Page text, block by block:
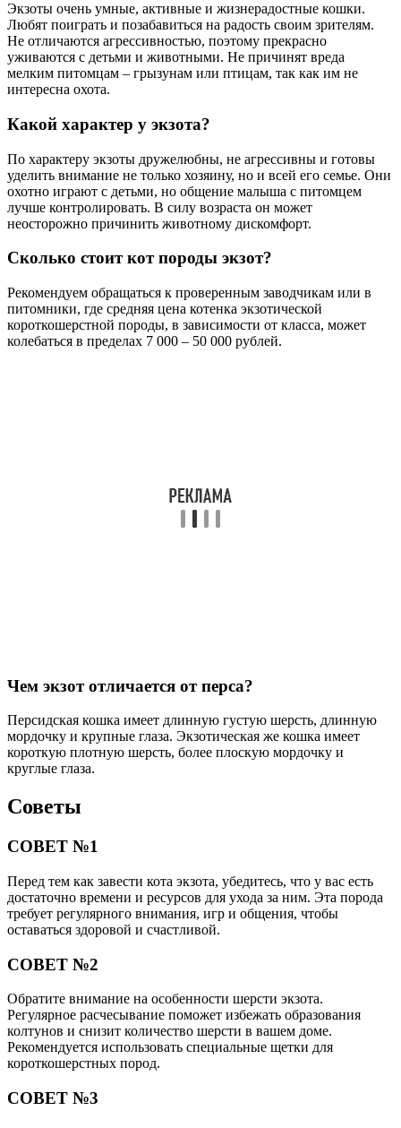
Экзоты очень умные, активные и жизнерадостные кошки.
Любят поиграть и позабавиться на радость своим зрителям.
Не отличаются агрессивностью, поэтому прекрасно
уживаются с детьми и животными. Не причинят вреда
мелким питомцам – грызунам или птицам, так как им не
интересна охота.
Какой характер у экзота?
По характеру экзоты дружелюбны, не агрессивны и готовы
уделить внимание не только хозяину, но и всей его семье. Они
охотно играют с детьми, но общение малыша с питомцем
лучше контролировать. В силу возраста он может
неосторожно причинить животному дискомфорт.
Сколько стоит кот породы экзот?
Рекомендуем обращаться к проверенным заводчикам или в
питомники, где средняя цена котенка экзотической
короткошерстной породы, в зависимости от класса, может
колебаться в пределах 7 000 – 50 000 рублей.
Чем экзот отличается от перса?
Персидская кошка имеет длинную густую шерсть, длинную
мордочку и крупные глаза. Экзотическая же кошка имеет
короткую плотную шерсть, более плоскую мордочку и
круглые глаза.
Советы
СОВЕТ №1
Перед тем как завести кота экзота, убедитесь, что у вас есть
достаточно времени и ресурсов для ухода за ним. Эта порода
требует регулярного внимания, игр и общения, чтобы
оставаться здоровой и счастливой.
СОВЕТ №2
Обратите внимание на особенности шерсти экзота.
Регулярное расчесывание поможет избежать образования
колтунов и снизит количество шерсти в вашем доме.
Рекомендуется использовать специальные щетки для
короткошерстных пород.
СОВЕТ №3